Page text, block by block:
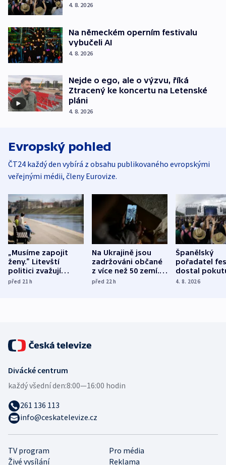
4. 8. 2026
Na německém operním festivalu
vybučeli AI
4. 8. 2026
Nejde o ego, ale o výzvu, říká
Ztracený ke koncertu na Letenské
pláni
4. 8. 2026
Evropský pohled
ČT24 každý den vybírá z obsahu publikovaného evropskými
veřejnými médii, členy Eurovize.
„Musíme zapojit
ženy.“ Litevští
politici zvažují
dohodu o
před 21h
Na Ukrajině jsou
zadržováni občané
z více než 50 zemí.
Bojovali na straně
před 22h
Španělský
pořadatel
dostal
nekalé
4. 8. 2026
TV program
Pro média
Živé vysílání
Reklama
Divácké centrum
každý všední den:8:00—16:00 hodin
261 136 113
info@ceskatelevize.cz